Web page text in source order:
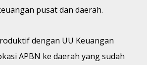
pusat dan daerah.
dengan UU Keuangan
APBN ke daerah yang sudah